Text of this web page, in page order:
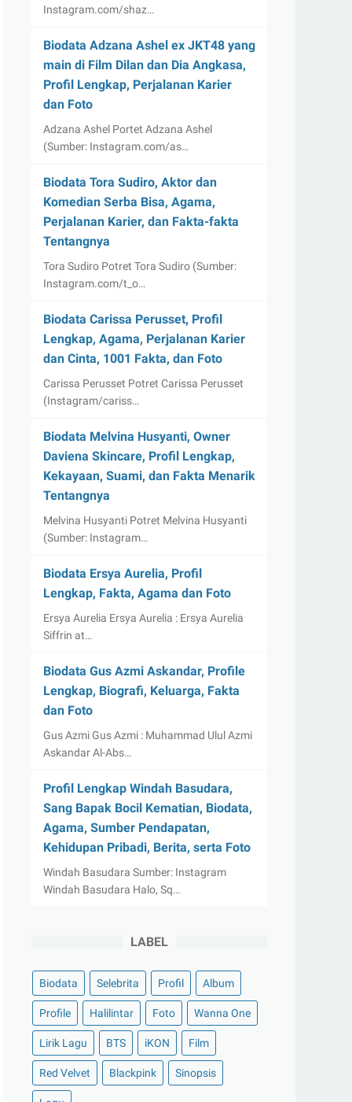
Instagram.com/shaz…
Biodata Adzana Ashel ex JKT48 yang
main di Film Dilan dan Dia Angkasa,
Profil Lengkap, Perjalanan Karier
dan Foto
Adzana Ashel Portet Adzana Ashel
(Sumber: Instagram.com/as…
Biodata Tora Sudiro, Aktor dan
Komedian Serba Bisa, Agama,
Perjalanan Karier, dan Fakta-fakta
Tentangnya
Tora Sudiro Potret Tora Sudiro (Sumber:
Instagram.com/t_o…
Biodata Carissa Perusset, Profil
Lengkap, Agama, Perjalanan Karier
dan Cinta, 1001 Fakta, dan Foto
Carissa Perusset Potret Carissa Perusset
(Instagram/cariss…
Biodata Melvina Husyanti, Owner
Daviena Skincare, Profil Lengkap,
Kekayaan, Suami, dan Fakta Menarik
Tentangnya
Melvina Husyanti Potret Melvina Husyanti
(Sumber: Instagram…
Biodata Ersya Aurelia, Profil
Lengkap, Fakta, Agama dan Foto
Ersya Aurelia Ersya Aurelia : Ersya Aurelia
Siffrin at…
Biodata Gus Azmi Askandar, Profile
Lengkap, Biografi, Keluarga, Fakta
dan Foto
Gus Azmi Gus Azmi : Muhammad Ulul Azmi
Askandar Al-Abs…
Profil Lengkap Windah Basudara,
Sang Bapak Bocil Kematian, Biodata,
Agama, Sumber Pendapatan,
Kehidupan Pribadi, Berita, serta Foto
Windah Basudara Sumber: Instagram
Windah Basudara Halo, Sq…
LABEL
Biodata Selebrita Profil Album
Profile Halilintar Foto Wanna One
Lirik Lagu BTS iKON Film
Red Velvet Blackpink Sinopsis